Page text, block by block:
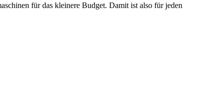
für das kleinere Budget. Damit ist also für jeden